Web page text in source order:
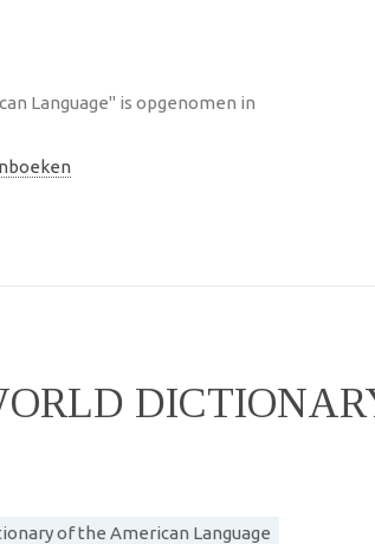
Language" is opgenomen in
of the American Language